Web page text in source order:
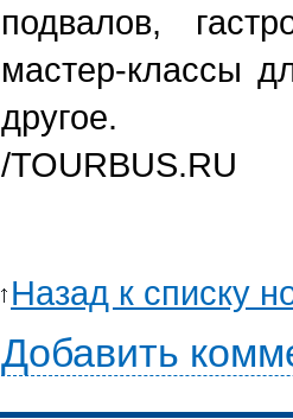
подвалов,
мастер-классы
другое.
/TOURBUS.RU
Назад к списку
Добавить